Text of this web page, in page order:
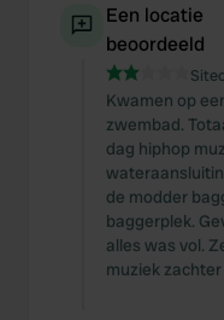
Een locatie
beoordeeld
Kwamen op
zwembad.
dag hiphop
de modder
baggerplek.
alles was vol.
muziek